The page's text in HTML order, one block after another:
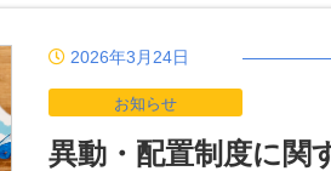
2026年3月24日
お知らせ
異動・配置制度に関